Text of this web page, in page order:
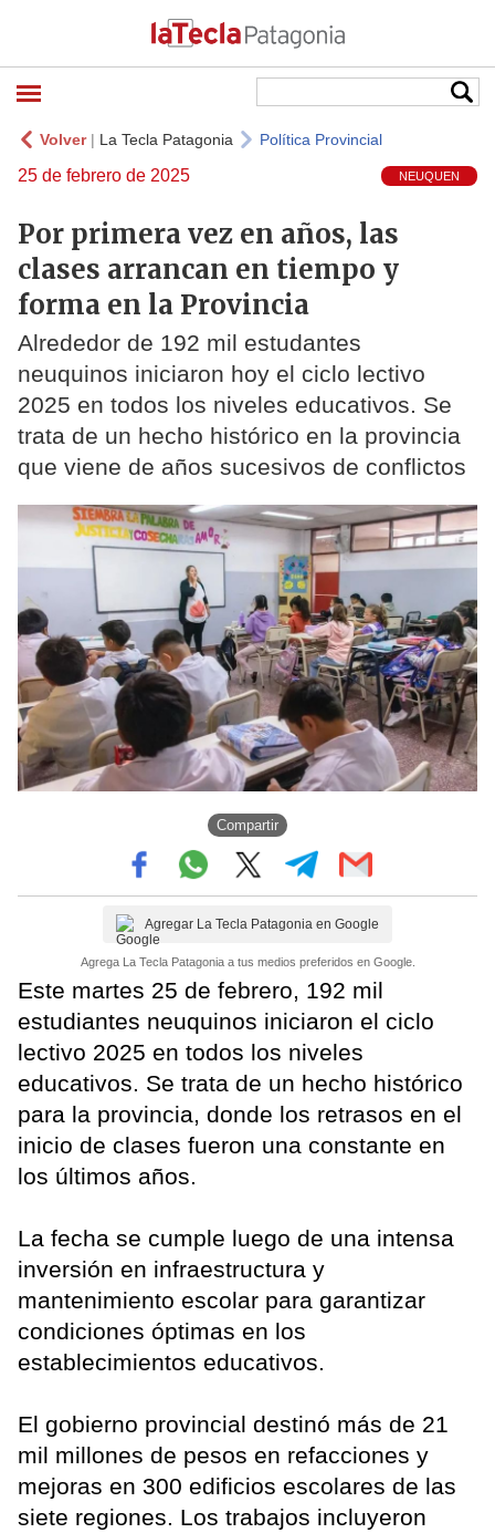
Volver| La Tecla Patagonia Política Provincial
25 de febrero de 2025 NEUQUEN
Por primera vez en años, las
clases arrancan en tiempo y
forma en la Provincia
Alrededor de 192 mil estudantes
neuquinos iniciaron hoy el ciclo lectivo
2025 en todos los niveles educativos. Se
trata de un hecho histórico en la provincia
que viene de años sucesivos de conflictos
Compartir
Agregar La Tecla Patagonia en Google
Agrega La Tecla Patagonia a tus medios preferidos en Google.
Este martes 25 de febrero, 192 mil
estudiantes neuquinos iniciaron el ciclo
lectivo 2025 en todos los niveles
educativos. Se trata de un hecho histórico
para la provincia, donde los retrasos en el
inicio de clases fueron una constante en
los últimos años.
La fecha se cumple luego de una intensa
inversión en infraestructura y
mantenimiento escolar para garantizar
condiciones óptimas en los
establecimientos educativos.
El gobierno provincial destinó más de 21
mil millones de pesos en refacciones y
mejoras en 300 edificios escolares de las
siete regiones. Los trabajos incluyeron